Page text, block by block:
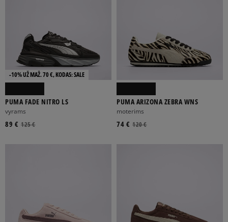
-10% UŽ MAŽ. 70 €, KODAS: SALE
PUMA FADE NITRO LS
vyrams
125 €
89 €
PUMA ARIZONA ZEBRA WNS
moterims
120 €
74 €